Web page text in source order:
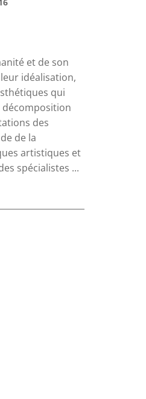
et de son
idéalisation,
qui
décomposition
des
de la
artistiques et
spécialistes ...